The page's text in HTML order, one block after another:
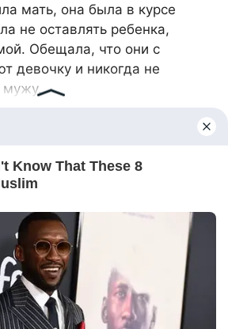
мать, она была в курсе
не оставлять ребенка,
Обещала, что они с
девочку и никогда не
мужу.​
что поделилась своей
обещания. Иван,
с ней. Она останется
мужчины. А она
Жаль, что
после рождения дочери.​
забрали девочку. Они
что не хотят больше с ней